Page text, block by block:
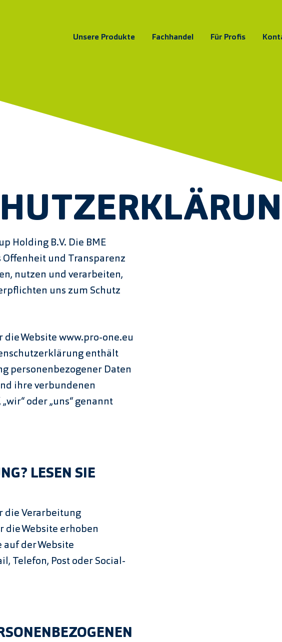
Unsere Produkte Fachhandel Für Profis
Holding B.V. Die BME
Offenheit und Transparenz
nutzen und verarbeiten,
uns zum Schutz
Website www.pro-one.eu
enthält
personenbezogener Daten
ihre verbundenen
oder „uns“ genannt
LESEN SIE
die Verarbeitung
die Website erhoben
auf der Website
Telefon, Post oder Social-